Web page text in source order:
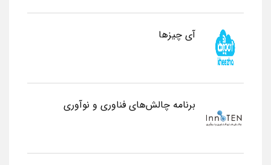
آی چیزها
برنامه چالش‌های فناوری و نوآوری